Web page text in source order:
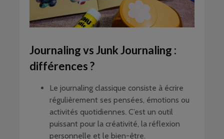
Journaling vs Junk Journaling :
différences ?
Le journaling classique consiste à écrire
régulièrement ses pensées, émotions ou
activités quotidiennes. C’est un outil
puissant pour la créativité, la réflexion
personnelle et le bien-être.